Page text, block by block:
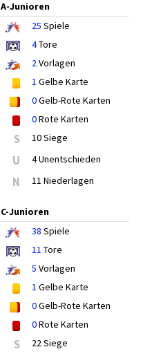
A-Junioren
25 Spiele
4Tore
2Vorlagen
1 Gelbe Karte
0Gelb-Rote Karten
0Rote Karten
S 10 Siege
U 4 Unentschieden
N 11 Niederlagen
C-Junioren
38 Spiele
11 Tore
5 Vorlagen
1 Gelbe Karte
0Gelb-Rote Karten
0Rote Karten
S 22 Siege